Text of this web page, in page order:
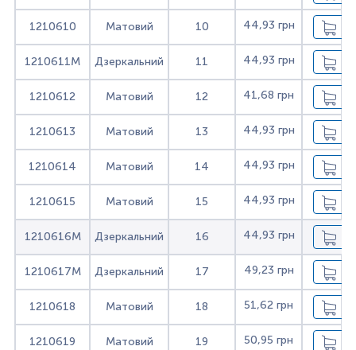
1210610 Матовий 10 44,93 грн
1210611M Дзеркальний 11 44,93 грн
1210612 Матовий 12 41,68 грн
1210613 Матовий 13 44,93 грн
1210614 Матовий 14 44,93 грн
1210615 Матовий 15 44,93 грн
1210616M Дзеркальний 16 44,93 грн
1210617M Дзеркальний 17 49,23 грн
1210618 Матовий 18 51,62 грн
1210619 Матовий 19 50,95 грн